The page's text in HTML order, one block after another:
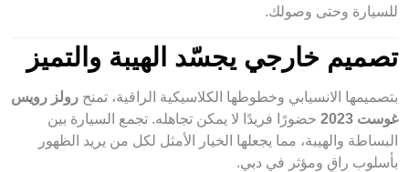
للسيارة وحتى وصولك.
تصميم خارجي يجسّد الهيبة والتميز
بتصميمها الانسيابي وخطوطها الكلاسيكية الراقية، تمنح رولز رويس
غوست 2023
حضورًا فريدًا لا يمكن تجاهله. تجمع السيارة بين
البساطة والهيبة، مما يجعلها الخيار الأمثل لكل من يريد الظهور
بأسلوب راقٍ ومؤثر في دبي.